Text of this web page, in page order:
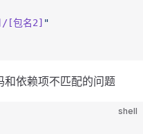
[包名2] "
和依赖项不匹配的问题
shell